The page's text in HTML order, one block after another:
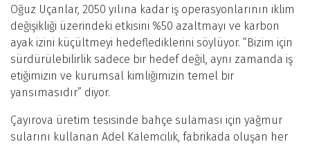
Oğuz Uçanlar, 2050 yılına kadar iş operasyonlarının iklim
değişikliği üzerindeki etkisini %50 azaltmayı ve karbon
ayak izini küçültmeyi hedeflediklerini söylüyor. “Bizim için
sürdürülebilirlik sadece bir hedef değil, aynı zamanda iş
etiğimizin ve kurumsal kimliğimizin temel bir
yansımasıdır” diyor.
Çayırova üretim tesisinde bahçe sulaması için yağmur
sularını kullanan Adel Kalemcilik, fabrikada oluşan her